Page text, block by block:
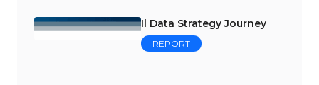
Il Data Strategy Journey
REPORT